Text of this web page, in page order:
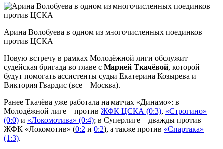
Арина Волобуева в одном из многочисленных поединков
против ЦСКА
Новую встречу в рамках Молодёжной лиги обслужит
судейская бригада во главе с Марией Ткачёвой, которой
будут помогать ассистенты судьи Екатерина Козырева и
Виктория Гвардис (все – Москва).
Ранее Ткачёва уже работала на матчах «Динамо»: в
Молодёжной лиге – против ЖФК ЦСКА (0:3), «Строгино»
(0:0) и «Локомотива» (0:4); в Суперлиге – дважды против
ЖФК «Локомотив» (0:2 и 0:2), а также против «Спартака»
(1:3).